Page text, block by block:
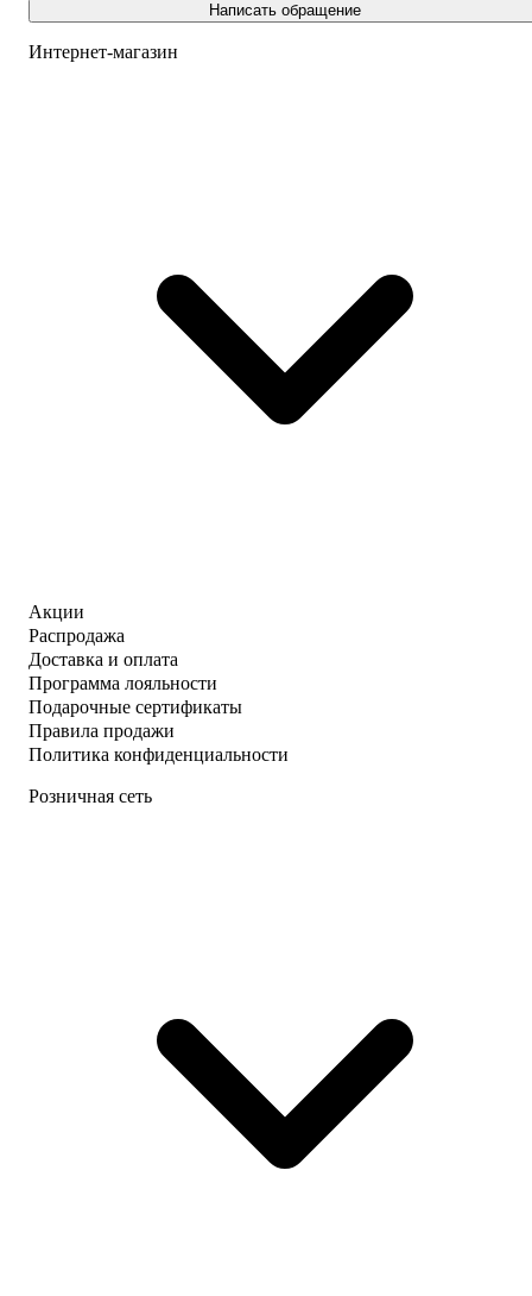
Написать обращение
Интернет-магазин
Акции
Распродажа
Доставка и оплата
Программа лояльности
Подарочные сертификаты
Правила продажи
Политика конфиденциальности
Розничная сеть